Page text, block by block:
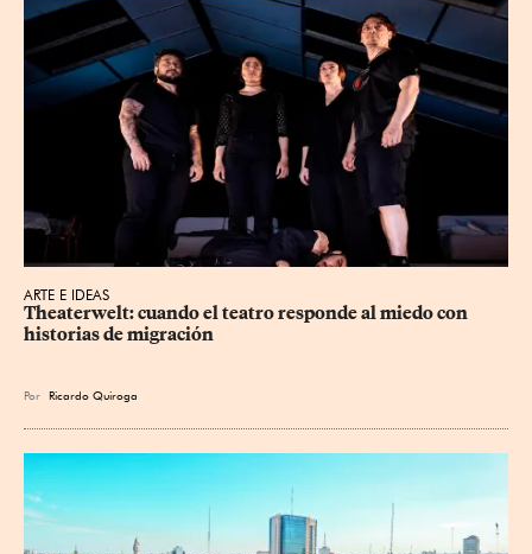
ARTE E IDEAS
Theaterwelt: cuando el teatro responde al miedo con
historias de migración
Por Ricardo Quiroga